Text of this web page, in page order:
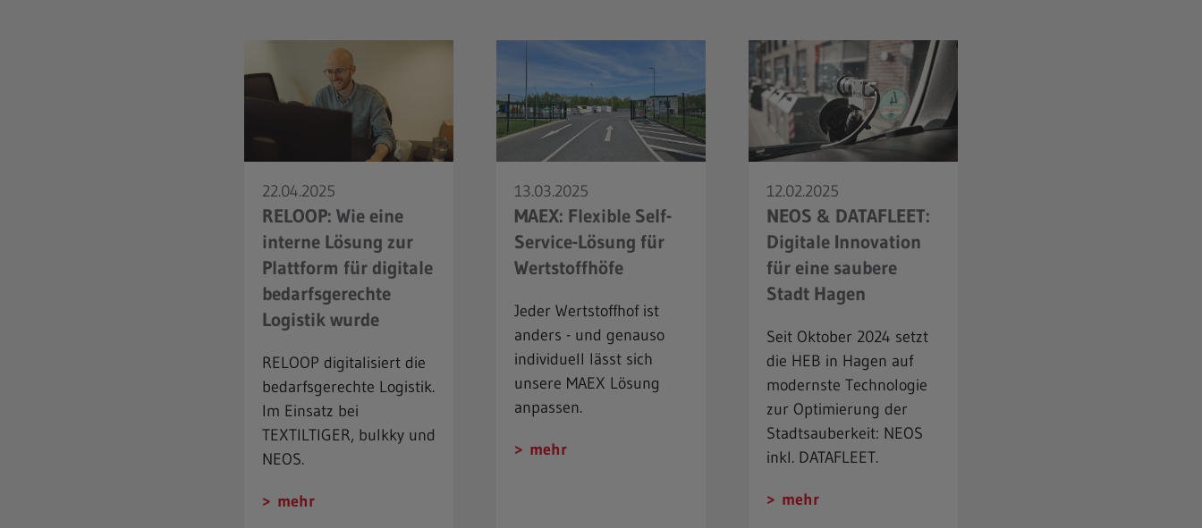
22.04.2025
RELOOP: Wie eine
interne Lösung zur
Plattform für digitale
bedarfsgerechte
Logistik wurde
RELOOP digitalisiert die
bedarfsgerechte Logistik.
Im Einsatz bei
TEXTILTIGER, bulkky und
NEOS.
mehr
13.03.2025
MAEX: Flexible Self-
Service-Lösung für
Wertstoffhöfe
Jeder Wertstoffhof ist
anders - und genauso
individuell lässt sich
unsere MAEX Lösung
anpassen.
mehr
12.02.2025
NEOS & DATAFLEET:
Digitale Innovation
für eine saubere
Stadt Hagen
Seit Oktober 2024 setzt
die HEB in Hagen auf
modernste Technologie
zur Optimierung der
Stadtsauberkeit: NEOS
inkl. DATAFLEET.
mehr